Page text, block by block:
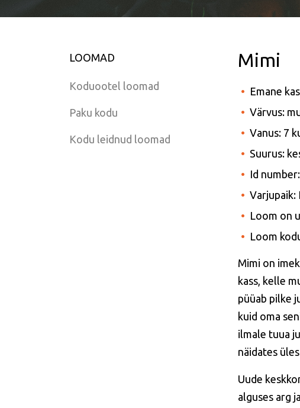
LOOMAD
Koduootel loomad
Paku kodu
Kodu leidnud loomad
Mimi
Emane
Värvus:
Vanus: 7
Suurus:
Id
Varjupaik:
Loom on
Loom
Mimi on
kass, kelle
püüab pilke
kuid oma
ilmale tuua
näidates
Uude
alguses arg